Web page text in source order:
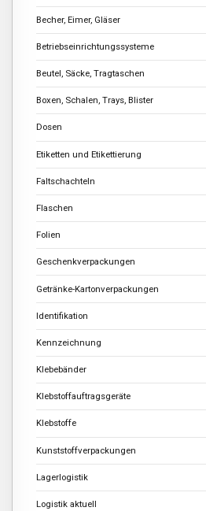
Becher, Eimer, Gläser
Betriebseinrichtungssysteme
Beutel, Säcke, Tragtaschen
Boxen, Schalen, Trays, Blister
Dosen
Etiketten und Etikettierung
Faltschachteln
Flaschen
Folien
Geschenkverpackungen
Getränke-Kartonverpackungen
Identifikation
Kennzeichnung
Klebebänder
Klebstoffauftragsgeräte
Klebstoffe
Kunststoffverpackungen
Lagerlogistik
Logistik aktuell